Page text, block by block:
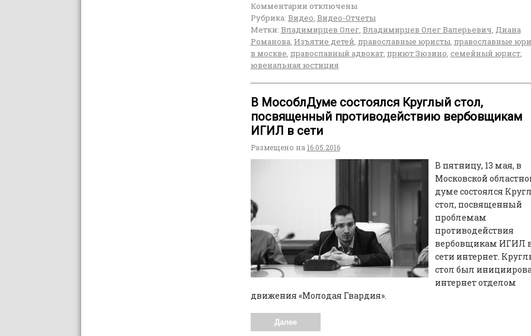
Комментарии отключены
Рубрика: Видео, Видео-Отчеты
Метки: Владимирцев Олег, Владимирцев Олег Валерьевич, Диана
Романова, Изъятие детей, православные юристы, православные
в москве, православный адвокат, приют Зюзино, семейный юрист,
ювенальная юстиция
В МособлДуме состоялся Круглый стол,
посвященный противодействию вербовщикам
ИГИЛ в сети
Размещено на 16.05.2016
В пятницу, 13 мая, в
Московской
думе состоялся
стол, посвященный
проблемам
противодействия
вербовщикам ИГИЛ
сети интернет.
стол был
интернет отделом
движения «Молодая Гвардия».
Далее